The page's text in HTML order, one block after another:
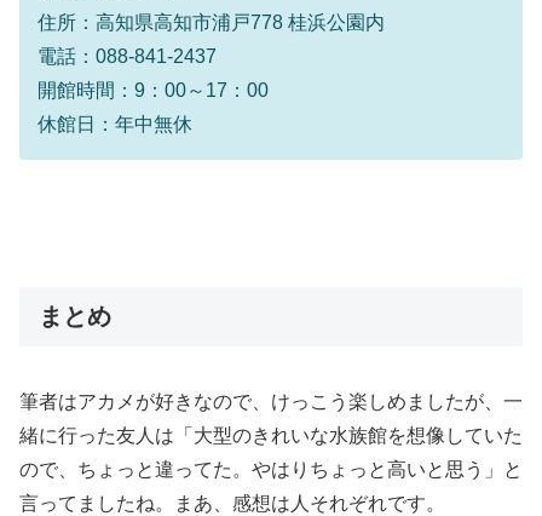
住所：高知県高知市浦戸778 桂浜公園内
電話：088-841-2437
開館時間：9：00～17：00
休館日：年中無休
まとめ
筆者はアカメが好きなので、けっこう楽しめましたが、一
緒に行った友人は「大型のきれいな水族館を想像していた
ので、ちょっと違ってた。やはりちょっと高いと思う」と
言ってましたね。まあ、感想は人それぞれです。